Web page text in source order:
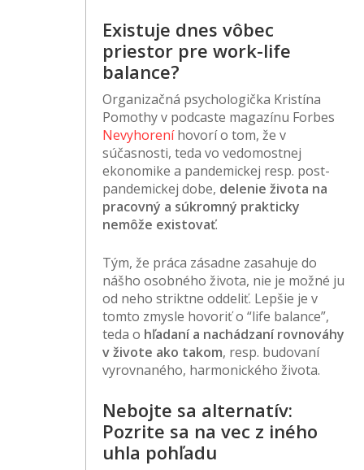
Existuje dnes vôbec
priestor pre work-life
balance?
Organizačná psychologička Kristína
Pomothy v podcaste magazínu Forbes
Nevyhoreníhovorí o tom, že v
súčasnosti, teda vo vedomostnej
ekonomike a pandemickej resp. post-
pandemickej dobe, delenie života na
pracovný a súkromný prakticky
nemôže existovať.
Tým, že práca zásadne zasahuje do
nášho osobného života, nie je možné ju
od neho striktne oddeliť. Lepšie je v
tomto zmysle hovoriť o “life balance”,
teda o hľadaní a nachádzaní rovnováhy
v živote ako takom, resp. budovaní
vyrovnaného, harmonického života.
Nebojte sa alternatív:
Pozrite sa na vec z iného
uhla pohľadu